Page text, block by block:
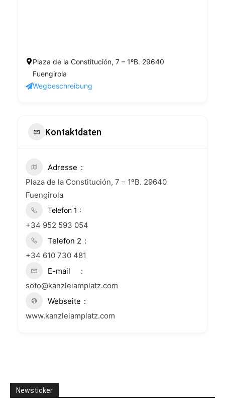
Plaza de la Constitución, 7 – 1ºB. 29640
Fuengirola
Wegbeschreibung
Kontaktdaten
Adresse
Plaza de la Constitución, 7 – 1ºB. 29640
Fuengirola
+34 952 593 054
Telefon 2
+34 610 730 481
E-mail
soto@kanzleiamplatz.com
Webseite
www.kanzleiamplatz.com
Newsticker